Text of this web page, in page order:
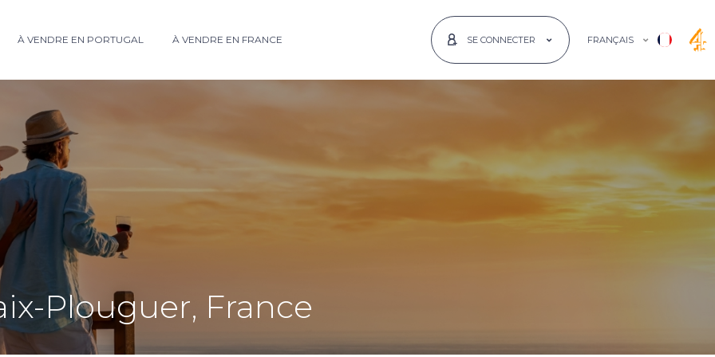
À VENDRE EN PORTUGAL À VENDRE EN FRANCE SE CONNECTER FRANÇAIS
Plouguer, France